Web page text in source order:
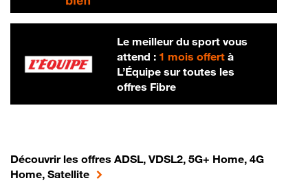
Le meilleur du sport vous
attend : 1 mois offertà
L’Équipe sur toutes les
offres Fibre
Découvrir les offres ADSL, VDSL2, 5G+ Home, 4G
Home, Satellite